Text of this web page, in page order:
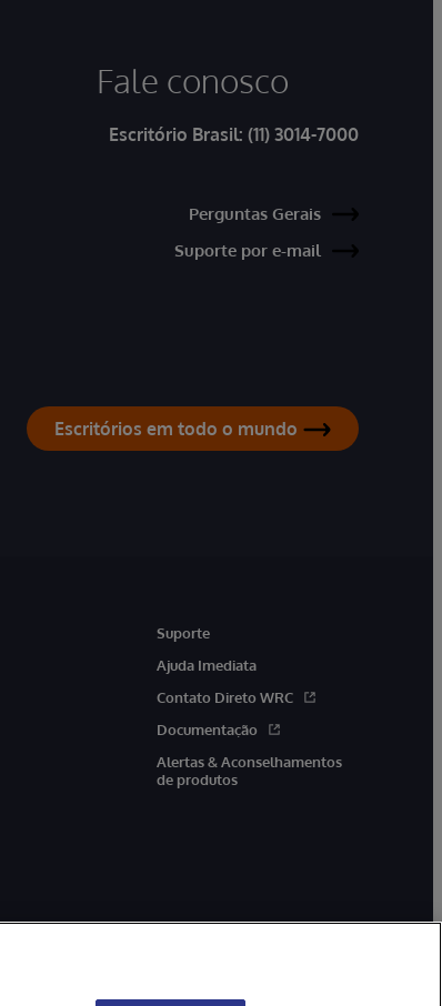
Fale conosco
Escritório Brasil: (11) 3014-7000
Perguntas Gerais
Suporte por e-mail
Escritórios em todo o mundo
Suporte
Ajuda Imediata
Contato Direto WRC
Documentação
Alertas & Aconselhamentos
de produtos